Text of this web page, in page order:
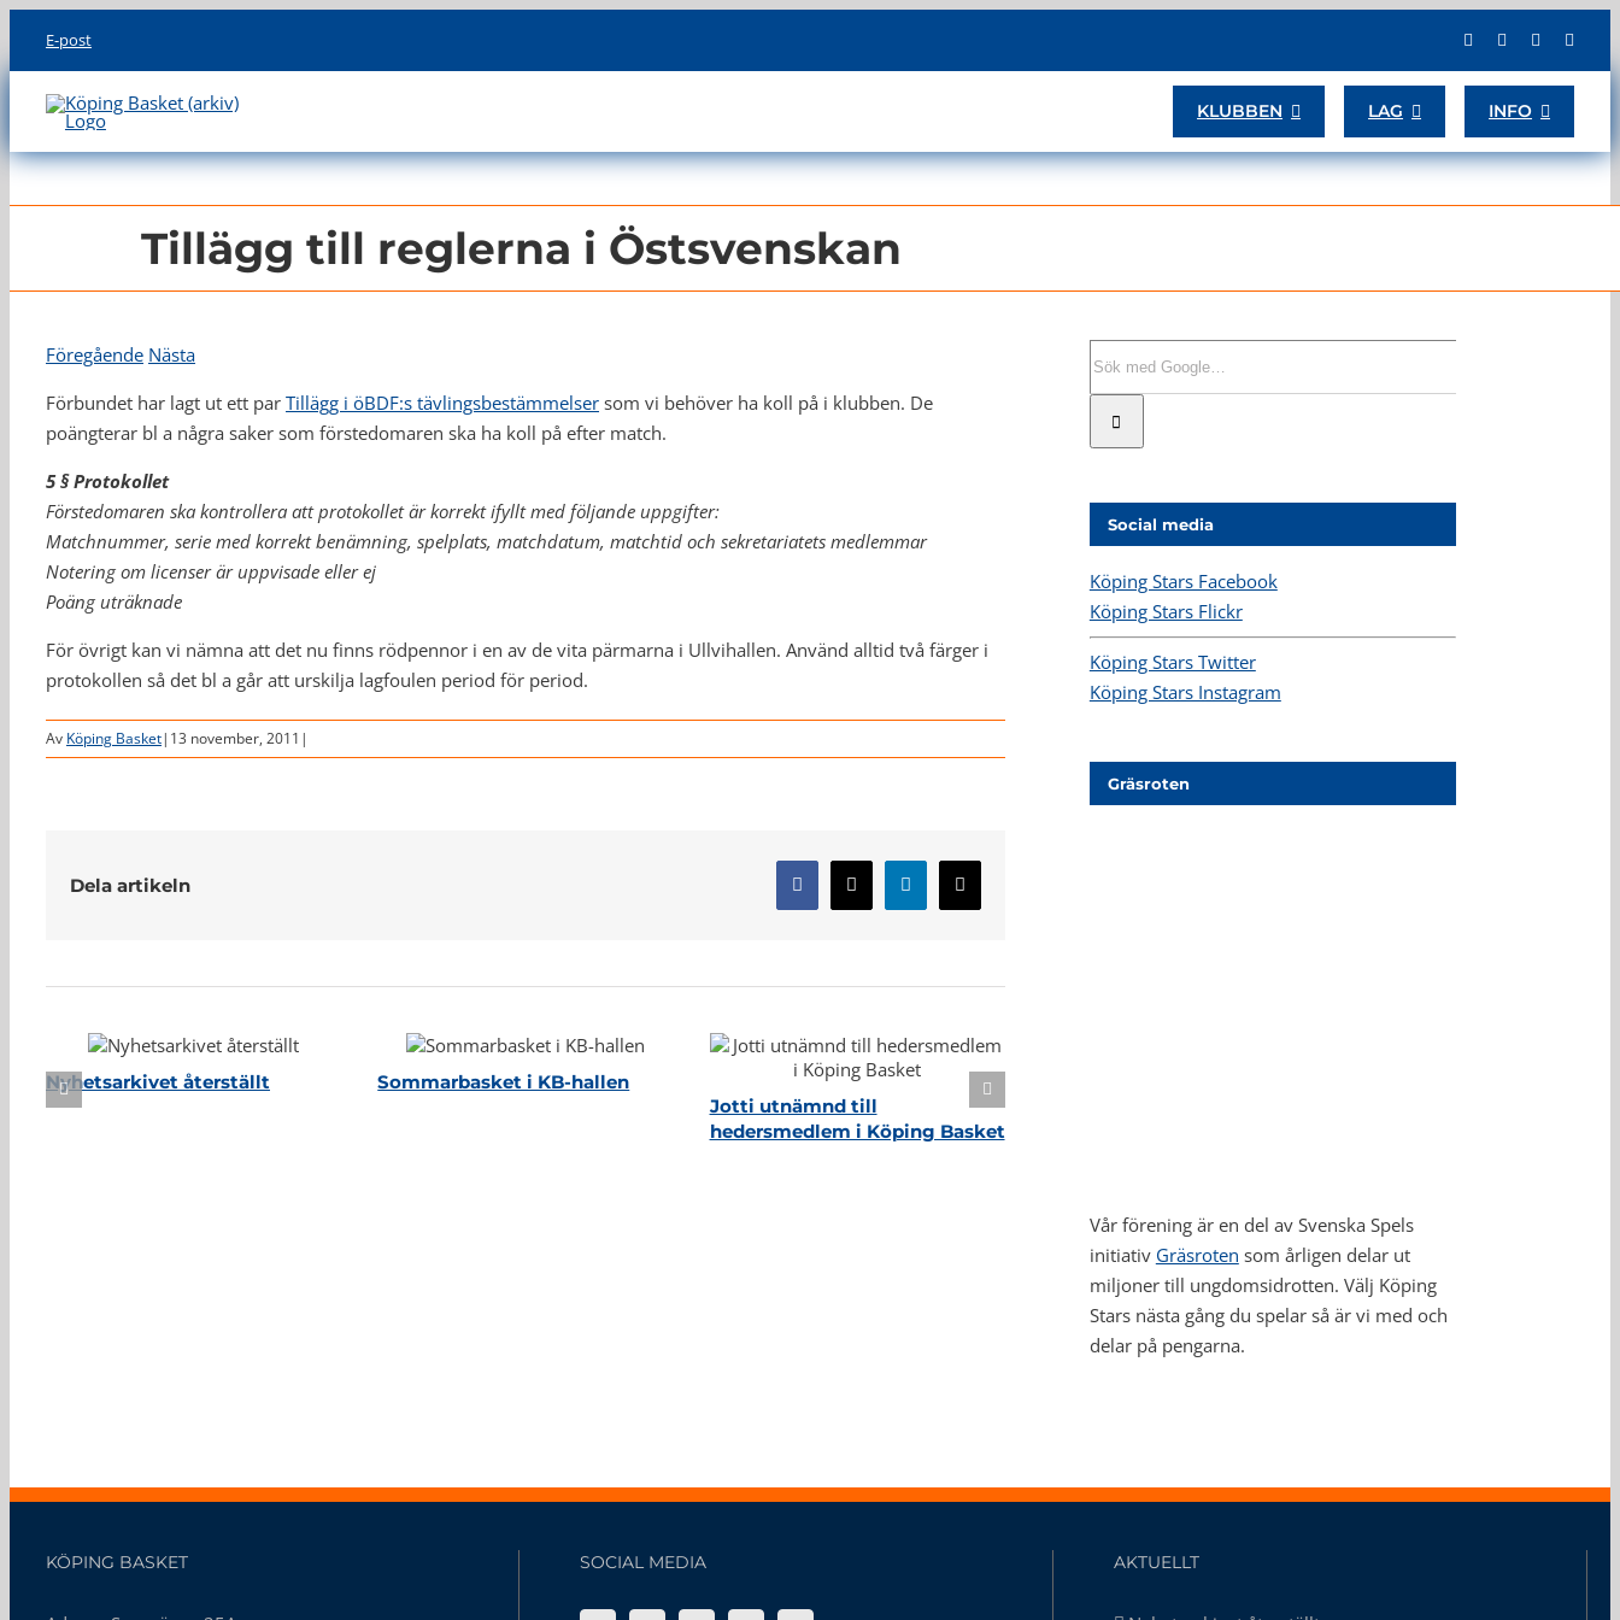
content
E-post
KLUBBEN LAG INFO
Tillägg till reglerna i Östsvenskan
Föregående Nästa
Förbundet har lagt ut ett par Tillägg i öBDF:s tävlingsbestämmelser som vi behöver ha koll på i klubben. De
poängterar bl a några saker som förstedomaren ska ha koll på efter match.
5 § Protokollet
Förstedomaren ska kontrollera att protokollet är korrekt ifyllt med följande uppgifter:
Matchnummer, serie med korrekt benämning, spelplats, matchdatum, matchtid och sekretariatets medlemmar
Notering om licenser är uppvisade eller ej
Poäng uträknade
För övrigt kan vi nämna att det nu finns rödpennor i en av de vita pärmarna i Ullvihallen. Använd alltid två färger i
protokollen så det bl a går att urskilja lagfoulen period för period.
Av Köping Basket| 13 november, 2011 |
Dela artikeln Facebook
X LinkedIn
E-
post
Nyhetsarkivet återställt
Sommarbasket i KB-hallen
Jotti utnämnd till
hedersmedlem i Köping Basket
Social media
Köping Stars Facebook
Köping Stars Flickr
Köping Stars Twitter
Köping Stars Instagram
Gräsroten
Vår förening är en del av Svenska Spels
initiativ Gräsroten som årligen delar ut
miljoner till ungdomsidrotten. Välj Köping
Stars nästa gång du spelar så är vi med och
delar på pengarna.
KÖPING BASKET SOCIAL MEDIA AKTUELLT